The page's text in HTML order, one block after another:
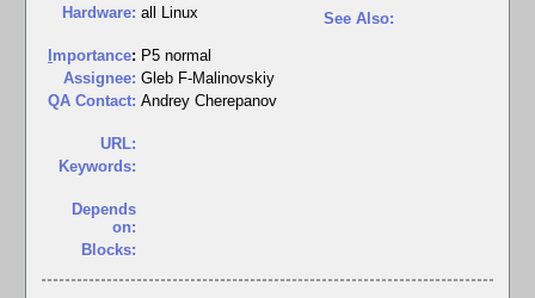
Hardware: all Linux
mportance: P5 normal
Assignee: Gleb F-Malinovskiy
QA Contact: Andrey Cherepanov
URL:
Keywords:
Depends
on:
Blocks:
See Also: